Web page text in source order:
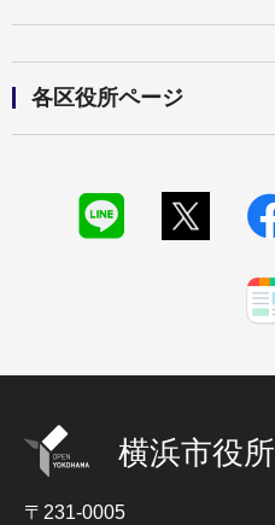
各区役所ページ
横浜市役所
〒231-0005